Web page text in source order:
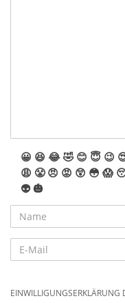
😀 😆 😂🤣 😊 😇 😉
😩 😤 😠 😡 😲 😳 😱
👽 🎃
EINWILLIGUNGSERKLÄRUNG